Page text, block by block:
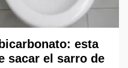
esta
sacar el sarro de